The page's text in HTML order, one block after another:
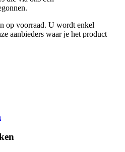
op voorraad. U wordt enkel
aanbieders waar je het product